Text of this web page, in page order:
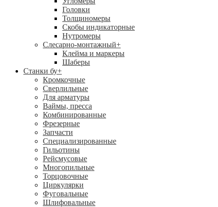
Головки
Толщиномеры
Скобы индикаторные
Нутромеры
Слесарно-монтажный+
Клейма и маркеры
Шаберы
Станки бу+
Кромкочные
Сверлильные
Для арматуры
Ваймы, пресса
Комбинированные
Фрезерные
Запчасти
Специализированные
Гильотины
Рейсмусовые
Многопильные
Торцовочные
Циркулярки
Фуговальные
Шлифовальные